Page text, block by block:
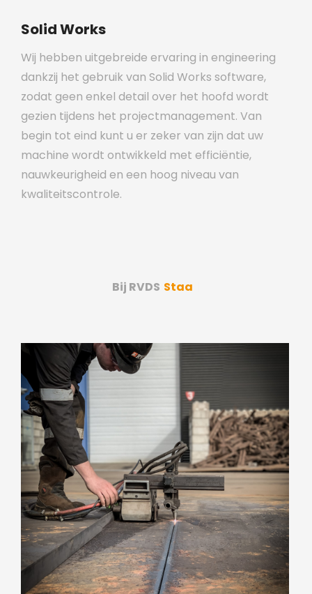
Solid Works
Wij hebben uitgebreide ervaring in engineering
dankzij het gebruik van Solid Works software,
zodat geen enkel detail over het hoofd wordt
gezien tijdens het projectmanagement. Van
begin tot eind kunt u er zeker van zijn dat uw
machine wordt ontwikkeld met efficiëntie,
nauwkeurigheid en een hoog niveau van
kwaliteitscontrole.
Bij RVDS Staat Kwali